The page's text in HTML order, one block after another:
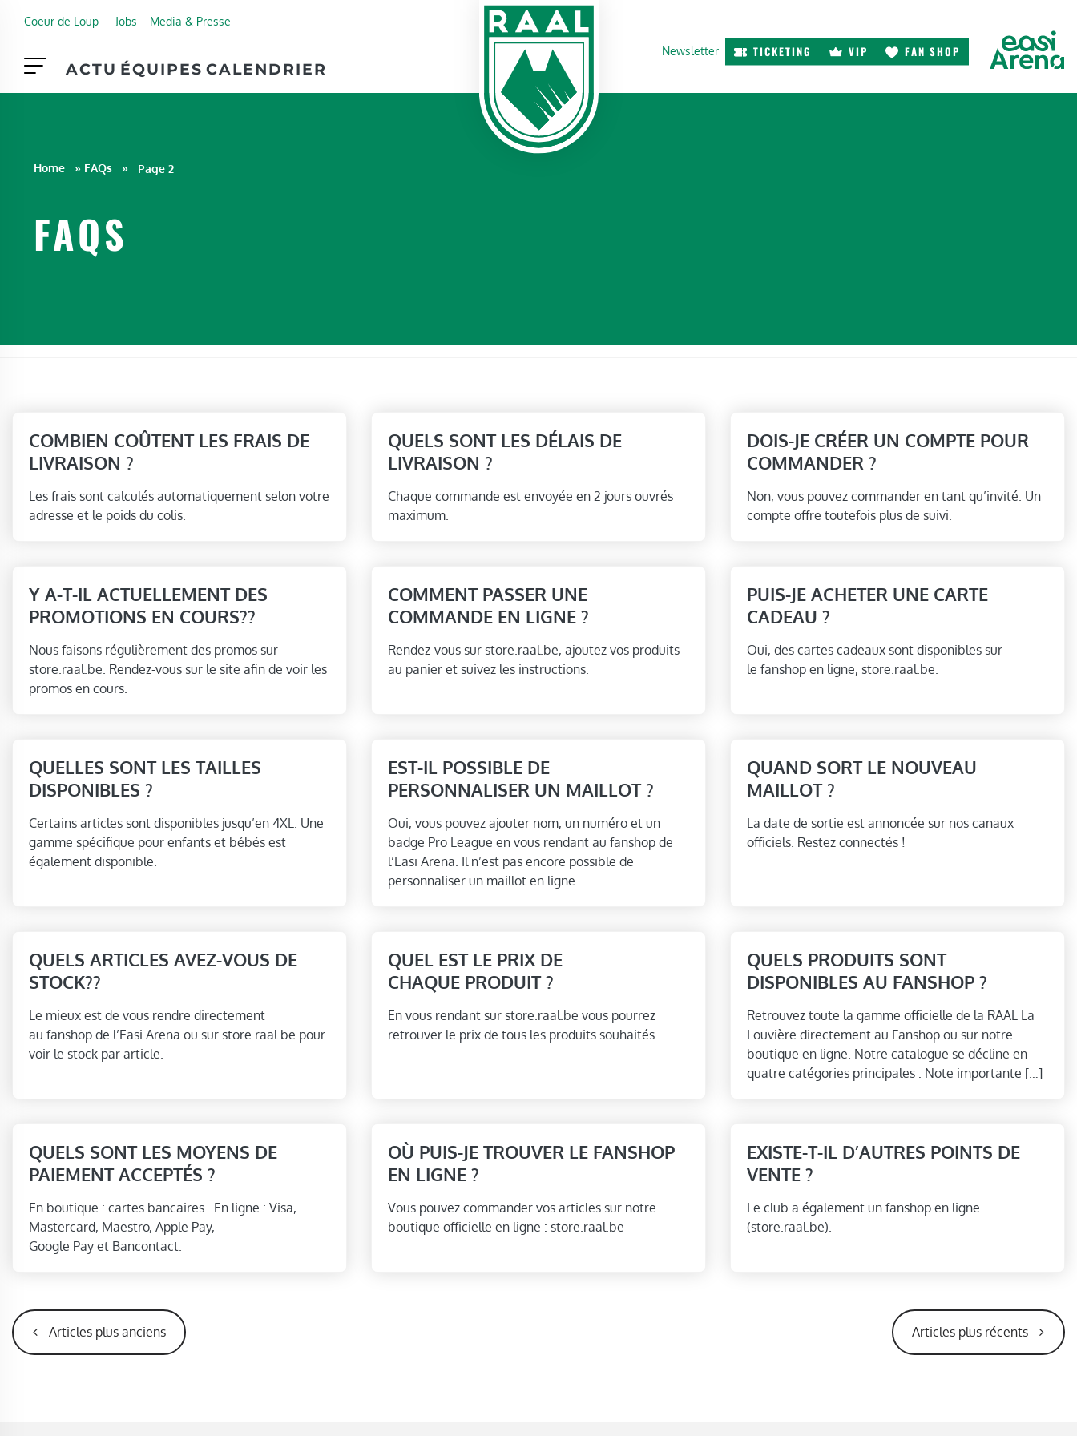
Coeur de Loup Jobs Media & Presse
Newsletter TICKETING VIP FAN SHOP
ACTU ÉQUIPES CALENDRIER
FAQS
Home » FAQs » Page 2
COMBIEN COÛTENT LES FRAIS DE
LIVRAISON ?
Les frais sont calculés automatiquement selon votre
adresse et le poids du colis.
QUELS SONT LES DÉLAIS DE
LIVRAISON ?
Chaque commande est envoyée en 2 jours ouvrés
maximum.
DOIS-JE CRÉER UN COMPTE POUR
COMMANDER ?
Non, vous pouvez commander en tant qu’invité. Un
compte offre toutefois plus de suivi.
Y A-T-IL ACTUELLEMENT DES
PROMOTIONS EN COURS??
Nous faisons régulièrement des promos sur
store.raal.be. Rendez-vous sur le site afin de voir les
promos en cours.
COMMENT PASSER UNE
COMMANDE EN LIGNE ?
Rendez-vous sur store.raal.be, ajoutez vos produits
au panier et suivez les instructions.
PUIS-JE ACHETER UNE CARTE
CADEAU ?
Oui, des cartes cadeaux sont disponibles sur
le fanshop en ligne, store.raal.be.
QUELLES SONT LES TAILLES
DISPONIBLES ?
Certains articles sont disponibles jusqu’en 4XL. Une
gamme spécifique pour enfants et bébés est
également disponible.
EST-IL POSSIBLE DE
PERSONNALISER UN MAILLOT ?
Oui, vous pouvez ajouter nom, un numéro et un
badge Pro League en vous rendant au fanshop de
l’Easi Arena. Il n’est pas encore possible de
personnaliser un maillot en ligne.
QUAND SORT LE NOUVEAU
MAILLOT ?
La date de sortie est annoncée sur nos canaux
officiels. Restez connectés !
QUELS ARTICLES AVEZ-VOUS DE
STOCK??
Le mieux est de vous rendre directement
au fanshop de l’Easi Arena ou sur store.raal.be pour
voir le stock par article.
QUEL EST LE PRIX DE
CHAQUE PRODUIT ?
En vous rendant sur store.raal.be vous pourrez
retrouver le prix de tous les produits souhaités.
QUELS PRODUITS SONT
DISPONIBLES AU FANSHOP ?
Retrouvez toute la gamme officielle de la RAAL La
Louvière directement au Fanshop ou sur notre
boutique en ligne. Notre catalogue se décline en
quatre catégories principales : Note importante […]
QUELS SONT LES MOYENS DE
PAIEMENT ACCEPTÉS ?
En boutique : cartes bancaires. En ligne : Visa,
Mastercard, Maestro, Apple Pay,
Google Pay et Bancontact.
OÙ PUIS-JE TROUVER LE FANSHOP
EN LIGNE ?
Vous pouvez commander vos articles sur notre
boutique officielle en ligne : store.raal.be
EXISTE-T-IL D’AUTRES POINTS DE
VENTE ?
Le club a également un fanshop en ligne
(store.raal.be).
NAVIGATION DES ARTICLES
Articles plus anciens Articles plus récents